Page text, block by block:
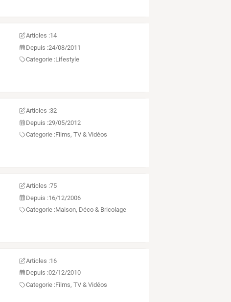
Articles :14
Depuis :24/08/2011
Categorie :Lifestyle
Articles :32
Depuis :29/05/2012
Categorie :Films, TV & Vidéos
Articles :75
Depuis :16/12/2006
Categorie :Maison, Déco & Bricolage
Articles :16
Depuis :02/12/2010
Categorie :Films, TV & Vidéos